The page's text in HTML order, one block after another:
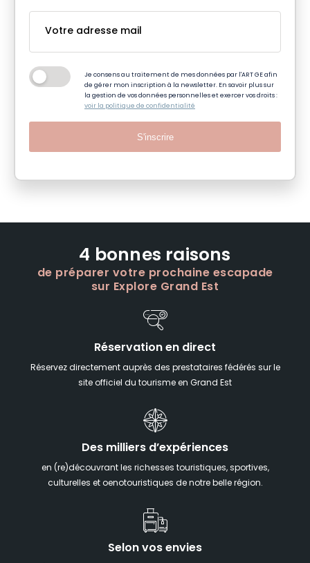
Je consens au traitement de mes données par l'ART GE afin
de gérer mon inscription à la newsletter. En savoir plus sur
la gestion de vos données personnelles et exercer vos droits :
voir la politique de confidentialité
S'inscrire
4 bonnes raisons
de préparer votre prochaine escapade
sur Explore Grand Est
Réservation en direct
Réservez directement auprès des prestataires fédérés sur le
site officiel du tourisme en Grand Est
Des milliers d’expériences
en (re)découvrant les richesses touristiques, sportives,
culturelles et oenotouristiques de notre belle région.
Selon vos envies